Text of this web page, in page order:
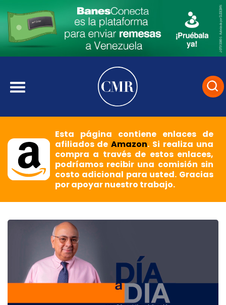
Esta página contiene enlaces de
afiliados deAmazon. Si realiza una
compra a través de estos enlaces,
podríamos recibir una comisión sin
costo adicional para usted. Gracias
por apoyar nuestro trabajo.